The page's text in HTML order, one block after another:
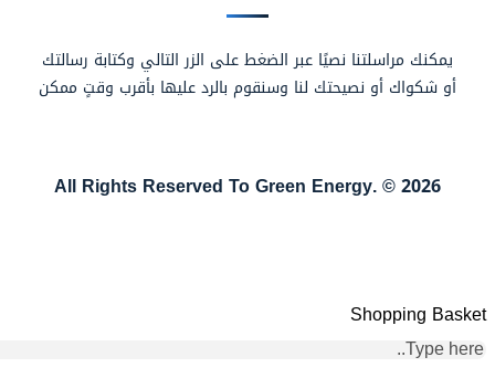
يمكنك مراسلتنا نصيًا عبر الضغط على الزر التالي وكتابة رسالتك
أو شكواك أو نصيحتك لنا وسنقوم بالرد عليها بأقرب وقتٍ ممكن
2026 © .All Rights Reserved To Green Energy
Shopping Basket